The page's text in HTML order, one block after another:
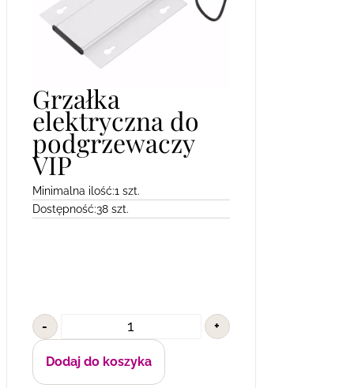
Grzałka
elektryczna do
podgrzewaczy
VIP
Minimalna ilość:1 szt.
Dostępność:38 szt.
- +
Dodaj do koszyka